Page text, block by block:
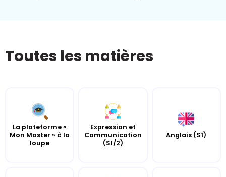
Toutes les matières
La plateforme «
Mon Master » à la
loupe
Expression et
Communication
(S1/2)
Anglais (S1)